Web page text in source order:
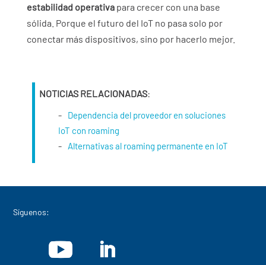
estabilidad operativapara crecer con una base
sólida. Porque el futuro del IoT no pasa solo por
conectar más dispositivos, sino por hacerlo mejor.
NOTICIAS RELACIONADAS:
Dependencia del proveedor en soluciones
IoT con roaming
Alternativas al roaming permanente en IoT
Síguenos: